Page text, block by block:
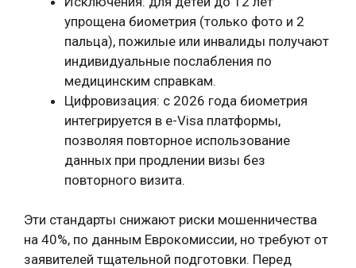
упрощена биометрия (только фото и 2
пальца), пожилые или инвалиды получают
индивидуальные послабления по
медицинским справкам.
Цифровизация: с 2026 года биометрия
интегрируется в e-Visa платформы,
позволяя повторное использование
данных при продлении визы без
повторного визита.
Эти стандарты снижают риски мошенничества
на 40%, по данным Еврокомиссии, но требуют от
заявителей тщательной подготовки. Перед